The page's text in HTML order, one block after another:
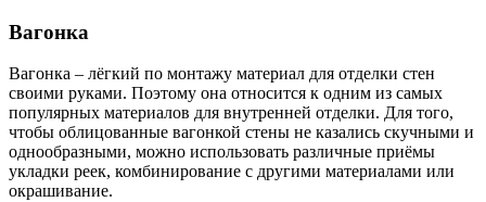
Вагонка
Вагонка – лёгкий по монтажу материал для отделки стен
своими руками. Поэтому она относится к одним из самых
популярных материалов для внутренней отделки. Для того,
чтобы облицованные вагонкой стены не казались скучными и
однообразными, можно использовать различные приёмы
укладки реек, комбинирование с другими материалами или
окрашивание.